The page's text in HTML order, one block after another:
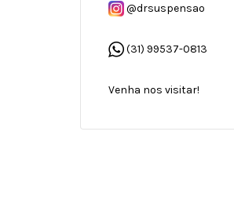
@drsuspensao
(31) 99537-0813
Venha nos visitar!